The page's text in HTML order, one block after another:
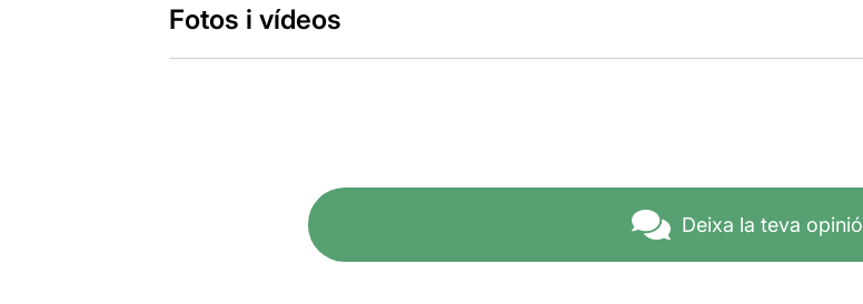
Fotos i vídeos
Deixa la teva opinió